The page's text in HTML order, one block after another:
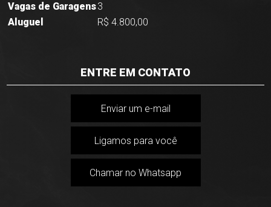
Vagas de Garagens3
Aluguel
R$ 4.800,00
ENTRE EM CONTATO
Enviar um e-mail
Ligamos para você
Chamar no Whatsapp